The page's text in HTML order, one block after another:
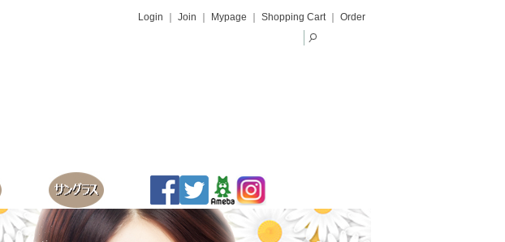
Login Join Mypage Shopping Cart｜ Order